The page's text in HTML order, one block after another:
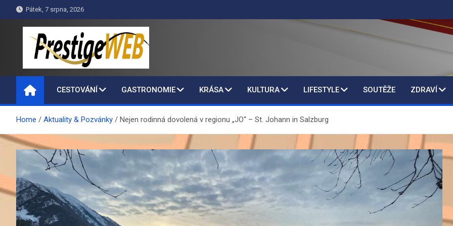
to
Pátek, 7 srpna, 2026
PrestigeWEB
CESTOVÁNÍ GASTRONOMIE KRÁSA KULTURA LIFESTYLE SOUTĚŽE ZDRAVÍ
Home Aktuality & Pozvánky Nejen rodinná dovolená v regionu „JO“ – St. Johann in Salzburg